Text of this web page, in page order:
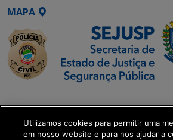
MAPA
Transformação Digital
Utilizamos cookies para permitir uma
em nosso website e para nos ajudar a